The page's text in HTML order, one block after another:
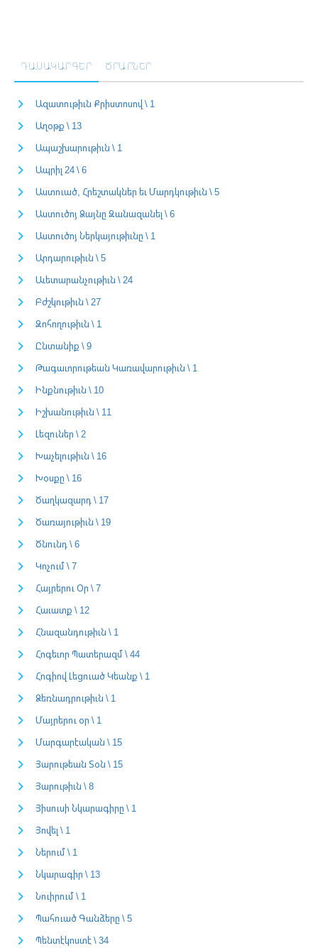
ԴԱՍԱԿԱՐԳԵՐ ԾՐԱՐՆԵՐ
Ազատութիւն Քրիստոսով \ 1
Աղօթք \ 13
Ապաշխարութիւն \ 1
Ապրիլ 24 \ 6
Աստուած, Հրեշտակներ եւ Մարդկութիւն \ 5
Աստուծոյ Ձայնը Զանազանել \ 6
Աստուծոյ Ներկայութիւնը \ 1
Արդարութիւն \ 5
Աւետարանչութիւն \ 24
Բժշկութիւն \ 27
Զոհողութիւն \ 1
Ընտանիք \ 9
Թագաւորութեան Կառավարութիւն \ 1
Ինքնութիւն \ 10
Իշխանութիւն \ 11
Լեզուներ \ 2
Խաչելութիւն \ 16
Խօսքը \ 16
Ծաղկազարդ \ 17
Ծառայութիւն \ 19
Ծնունդ \ 6
Կոչում \ 7
Հայրերու Օր \ 7
Հաւատք \ 12
Հնազանդութիւն \ 1
Հոգեւոր Պատերազմ \ 44
Հոգիով Լեցուած Կեանք \ 1
Ձեռնադրութիւն \ 1
Մայրերու օր \ 1
Մարգարէական \ 15
Յարութեան Տօն \ 15
Յարութիւն \ 8
Յիսուսի Նկարագիրը \ 1
Յովել \ 1
Ներում \ 1
Նկարագիր \ 13
Նուիրում \ 1
Պահուած Գանձերը \ 5
Պենտէկոստէ \ 34